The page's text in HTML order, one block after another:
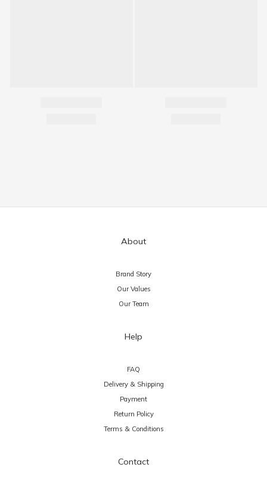
About
Brand Story
Our Values
Our Team
Help
FAQ
Delivery & Shipping
Payment
Return Policy
Terms & Conditions
Contact